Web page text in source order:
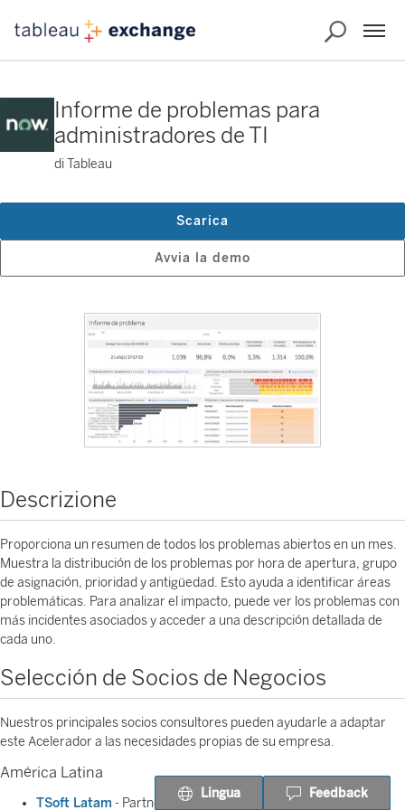
Informe de problemas para
administradores de TI
di Tableau
Avvia la demo
Scarica
Descrizione
Proporciona un resumen de todos los problemas abiertos en un mes.
Muestra la distribución de los problemas por hora de apertura, grupo
de asignación, prioridad y antigüedad. Esto ayuda a identificar áreas
problemáticas. Para analizar el impacto, puede ver los problemas con
más incidentes asociados y acceder a una descripción detallada de
cada uno.
Selección de Socios de Negocios
Nuestros principales socios consultores pueden ayudarle a adaptar
este Acelerador a las necesidades propias de su empresa.
América Latina
TSoft Latam - Partner regional que le ayuda a impulsar la
Lingua Feedback